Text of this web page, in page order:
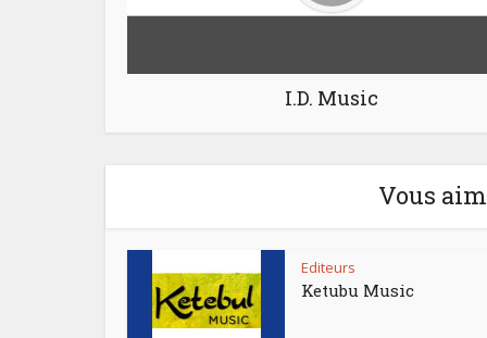
I.D. Music
Vous
Editeurs
Ketubu Music